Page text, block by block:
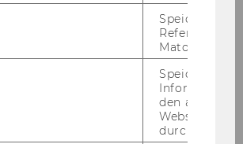
Ös­ter­rei­chi­sches und In­ter­na­
ist zu den oben an­ge­führ­
Speicherung
Referrers
Matomo.
Speicherung
den aktuellen
durch